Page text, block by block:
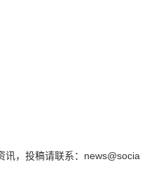
讯，投稿请联系：news@socia